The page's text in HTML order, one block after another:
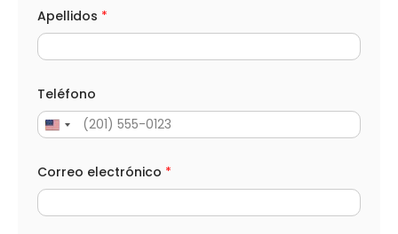
i
o
n
a
L
P
D
Apellidos *
Teléfono
Correo electrónico *